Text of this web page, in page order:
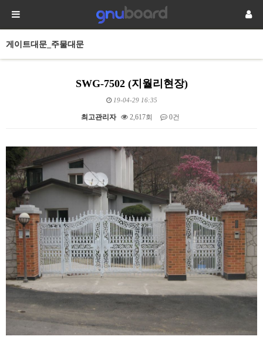
게이트대문_주물대문
SWG-7502 (지월리현장)
19-04-29 16:35
최고관리자 2,617회 0건
본문